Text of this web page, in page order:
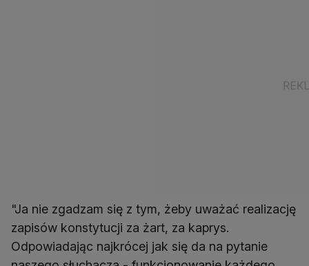
"Ja nie zgadzam się z tym, żeby uważać realizację
zapisów konstytucji za żart, za kaprys.
Odpowiadając najkrócej jak się da na pytanie